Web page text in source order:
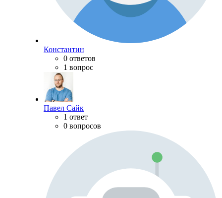
Константин
0 ответов
1 вопрос
Павел Сайк
1 ответ
0 вопросов